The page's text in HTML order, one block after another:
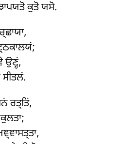
ਕੁਤੋ ਯਸੋ.
ਉਣ੍ਹਂ,
ਸੀਤਲਂ.
ਰਤ੍ਤਿਂ,